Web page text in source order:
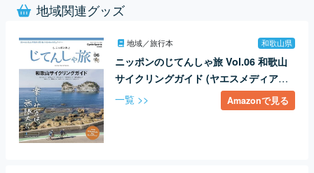
地域関連グッズ
地域／旅行本 和歌山県
ニッポンのじてんしゃ旅 Vol.06 和歌山
サイクリングガイド (ヤエスメディアム
ック583)
一覧 >> Amazonで見る